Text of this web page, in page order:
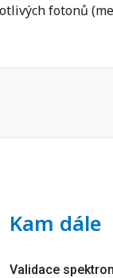
fotonů
Kam dále
Validace